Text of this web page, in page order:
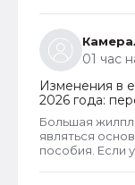
пересмотреть.
только для
показателей
все равно
коснулось.
01 час
Изменения в
2026 года:
новый
пребывания
Большая
являться
пособия. Если